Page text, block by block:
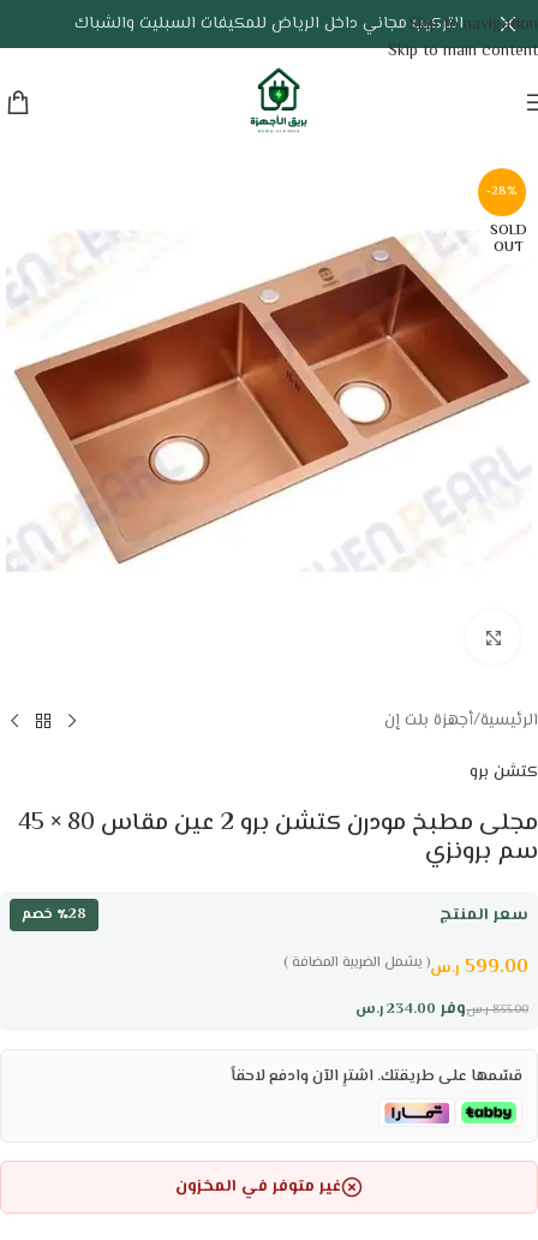
Skip to navigation
Skip to main content
التركيب مجاني داخل الرياض للمكيفات السبليت والشباك
-28%
SOLD
OUT
الرئيسية/أجهزة بلت إن
كتشن برو
مجلى مطبخ مودرن كتشن برو 2 عين مقاس 80 × 45
سم برونزي
سعر المنتج ٪28 خصم
( يشمل الضريبة المضافة ) 599.00 ر.س
وفر 234.00ر.س 833.00 ر.س
قسّمها على طريقتك. اشترِ الآن وادفع لاحقاً
غير متوفر في المخزون